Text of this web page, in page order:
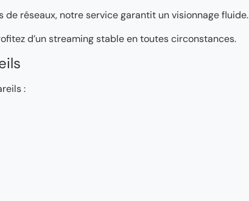
réseaux, notre service garantit un visionnage fluide.
d’un streaming stable en toutes circonstances.
: